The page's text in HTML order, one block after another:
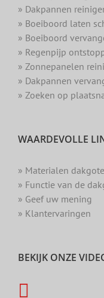
» Dakpannen
» Boeiboord laten
» Boeiboord
» Regenpijp
» Zonnepanelen
» Dakpannen
» Zoeken op
WAARDEVOLLE
» Materialen
» Functie van de
» Geef uw mening
» Klantervaringen
BEKIJK ONZE